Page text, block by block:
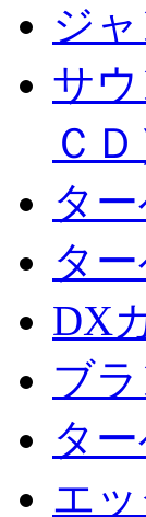
ジ
サ
Ｃ
タ
タ
DX
ブ
タ
エ